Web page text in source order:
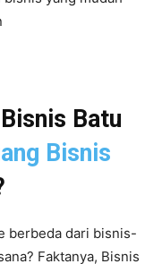
Batu
Bisnis
berbeda dari bisnis-
Faktanya, Bisnis